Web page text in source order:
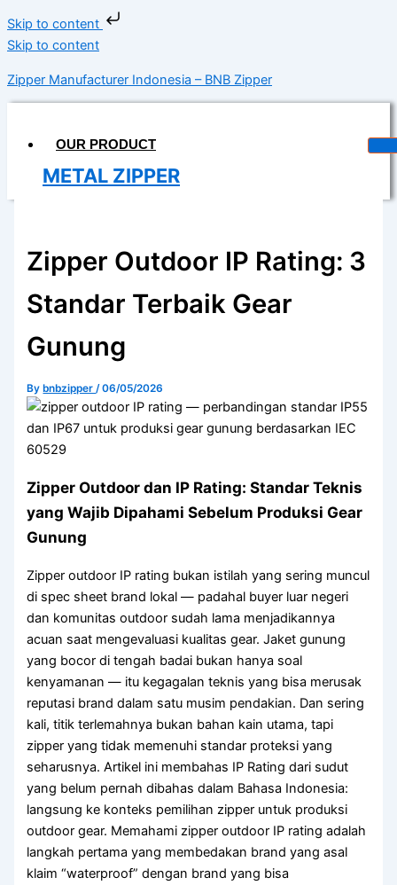
Skip to content
Skip to content
Zipper Manufacturer Indonesia – BNB Zipper
OUR PRODUCT
METAL ZIPPER
COIL ZIPPER
INVISIBLE ZIPPER
WATERPROOF ZIPPER
MAGIC TAPE
LONGCHAIN
SLIDER
SPUN POLYESTER
WEBBING
ELASTIK
ACCESSORIES
ABOUT US
ARTICLES
CONTACT US
CATALOG
X
Zipper Outdoor IP Rating: 3
Standar Terbaik Gear
Gunung
Bybnbzipper/06/05/2026
Zipper Outdoor dan IP Rating: Standar Teknis
yang Wajib Dipahami Sebelum Produksi Gear
Gunung
Zipper outdoor IP rating bukan istilah yang sering muncul
di spec sheet brand lokal — padahal buyer luar negeri
dan komunitas outdoor sudah lama menjadikannya
acuan saat mengevaluasi kualitas gear. Jaket gunung
yang bocor di tengah badai bukan hanya soal
kenyamanan — itu kegagalan teknis yang bisa merusak
reputasi brand dalam satu musim pendakian. Dan sering
kali, titik terlemahnya bukan bahan kain utama, tapi
zipper yang tidak memenuhi standar proteksi yang
seharusnya. Artikel ini membahas IP Rating dari sudut
yang belum pernah dibahas dalam Bahasa Indonesia:
langsung ke konteks pemilihan zipper untuk produksi
outdoor gear. Memahami zipper outdoor IP rating adalah
langkah pertama yang membedakan brand yang asal
klaim “waterproof” dengan brand yang bisa